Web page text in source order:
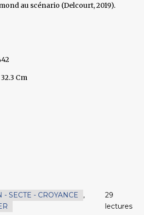
au scénario (Delcourt, 2019).
Cm
- SECTE - CROYANCE
,
29
lectures